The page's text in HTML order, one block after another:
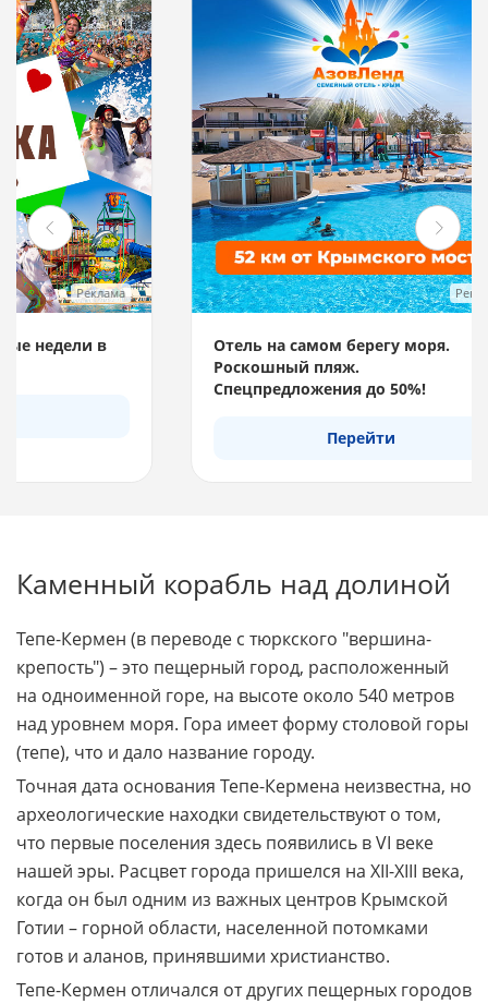
Реклама
Отель на самом берегу моря.
Роскошный пляж.
Спецпредложения до 50%!
Каменный корабль над долиной
Тепе-Кермен (в переводе с тюркского "вершина-
крепость") – это пещерный город, расположенный
на одноименной горе, на высоте около 540 метров
над уровнем моря. Гора имеет форму столовой горы
(тепе), что и дало название городу.
Точная дата основания Тепе-Кермена неизвестна, но
археологические находки свидетельствуют о том,
что первые поселения здесь появились в VI веке
нашей эры. Расцвет города пришелся на XII-XIII века,
когда он был одним из важных центров Крымской
Готии – горной области, населенной потомками
готов и аланов, принявшими христианство.
Тепе-Кермен отличался от других пещерных городов